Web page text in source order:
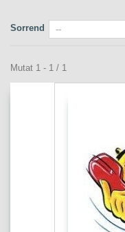
Sorrend
Mutat 1 - 1 / 1